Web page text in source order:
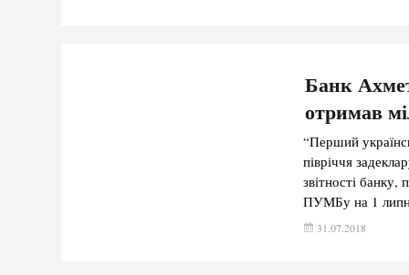
Банк
отримав
“Перший
півріччя
звітності банку,
ПУМБу на 1
Відповідно до
31.07.2018